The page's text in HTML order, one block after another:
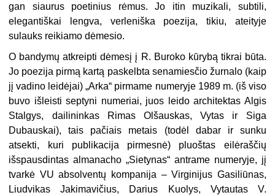
gan siaurus poetinius rėmus. Jo itin muzikali, subtili,
elegantiškai lengva, verleniška poezija, tikiu, ateityje
sulauks reikiamo dėmesio.
O bandymų atkreipti dėmesį į R. Buroko kūrybą tikrai būta.
Jo poezija pirmą kartą paskelbta senamiesčio žurnalo (kaip
jį vadino leidėjai) „Arka“ pirmame numeryje 1989 m. (iš viso
buvo išleisti septyni numeriai, juos leido architektas Algis
Stalgys, dailininkas Rimas Olšauskas, Vytas ir Siga
Dubauskai), tais pačiais metais (todėl dabar ir sunku
atsekti, kuri publikacija pirmesnė) pluoštas eilėraščių
išspausdintas almanacho „Sietynas“ antrame numeryje, jį
tvarkė VU absolventų kompanija – Virginijus Gasiliūnas,
Liudvikas Jakimavičius, Darius Kuolys, Vytautas V.